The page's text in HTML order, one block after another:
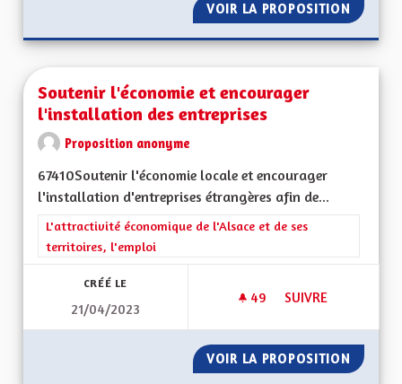
VOIR LA PROPOSITION
Soutenir l'économie et encourager
l'installation des entreprises
Proposition anonyme
67410Soutenir l'économie locale et encourager
l'installation d'entreprises étrangères afin de...
Filtrer les résultats de la catégorie : L'attractivité
L'attractivité économique de l'Alsace et de ses
territoires, l'emploi
CRÉÉ LE
21/04/2023
49 49 ABONNÉS
SUIVRE
VOIR LA PROPOSITION